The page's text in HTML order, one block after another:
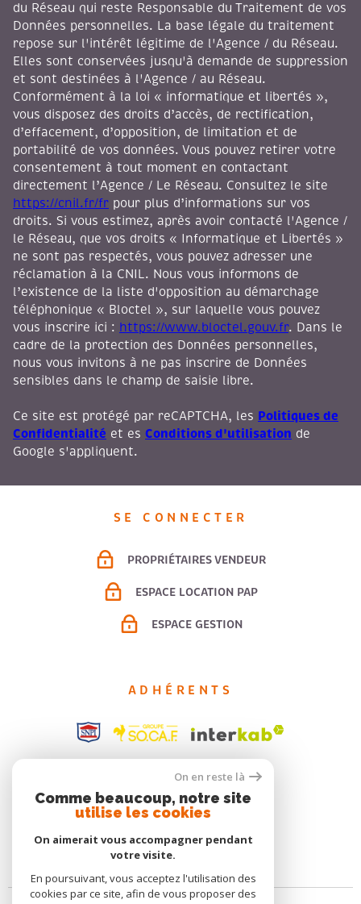
du Réseau qui reste Responsable du Traitement de vos
Données personnelles. La base légale du traitement
repose sur l'intérêt légitime de l'Agence / du Réseau.
Elles sont conservées jusqu'à demande de suppression
et sont destinées à l'Agence / au Réseau.
Conformément à la loi « informatique et libertés »,
vous disposez des droits d’accès, de rectification,
d’effacement, d’opposition, de limitation et de
portabilité de vos données. Vous pouvez retirer votre
consentement à tout moment en contactant
directement l’Agence / Le Réseau. Consultez le site
https://cnil.fr/fr pour plus d’informations sur vos
droits. Si vous estimez, après avoir contacté l'Agence /
le Réseau, que vos droits « Informatique et Libertés »
ne sont pas respectés, vous pouvez adresser une
réclamation à la CNIL. Nous vous informons de
l’existence de la liste d'opposition au démarchage
téléphonique « Bloctel », sur laquelle vous pouvez
vous inscrire ici : https://www.bloctel.gouv.fr. Dans le
cadre de la protection des Données personnelles,
nous vous invitons à ne pas inscrire de Données
sensibles dans le champ de saisie libre.
Ce site est protégé par reCAPTCHA, les Politiques de
Confidentialité et es Conditions d'utilisation de
Google s'appliquent.
SE CONNECTER
PROPRIÉTAIRES VENDEUR
ESPACE LOCATION PAP
ESPACE GESTION
ADHÉRENTS
On en reste là
Comme beaucoup, notre site
utilise les cookies
On aimerait vous accompagner pendant
votre visite.
En poursuivant, vous acceptez l'utilisation des
cookies par ce site, afin de vous proposer des